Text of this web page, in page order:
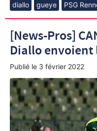
diallo gueye PSG
[News-Pros]
Diallo envoient
Publié le 3 février 2022